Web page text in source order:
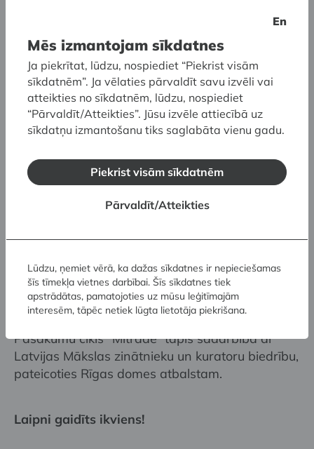
06.12. plkst. 17.00
Dziesmas mītrade
Vokālā meistarklase
Vada dziedātāja, balss skolotājaZane Šmite
Pieteikšanās
Mītrades pasākumi norisināsies netradicionālā
gaisotnē – uz dalībniekiem noraudzīsies Mīrona
Dionīsu", "Džustiniani Atēna", Mikelandželo
skulptūru reprodukcijas, kas aplūkojamas
ekspozīcijā " Skulptūru mežs".
Pasākumu cikls “Mītrade” tapis sadarbībā ar
Latvijas Mākslas zinātnieku un kuratoru biedrību,
pateicoties Rīgas domes atbalstam.
Laipni gaidīts ikviens!
En
Mēs izmantojam sīkdatnes
Ja piekrītat, lūdzu, nospiediet “Piekrist visām
sīkdatnēm”. Ja vēlaties pārvaldīt savu izvēli vai
atteikties no sīkdatnēm, lūdzu, nospiediet
“Pārvaldīt/Atteikties”. Jūsu izvēle attiecībā uz
sīkdatņu izmantošanu tiks saglabāta vienu gadu.
Piekrist visām sīkdatnēm
Pārvaldīt/Atteikties
Lūdzu, ņemiet vērā, ka dažas sīkdatnes ir nepieciešamas
šīs tīmekļa vietnes darbībai. Šīs sīkdatnes tiek
apstrādātas, pamatojoties uz mūsu leģitīmajām
interesēm, tāpēc netiek lūgta lietotāja piekrišana.